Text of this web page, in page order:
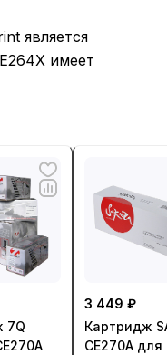
является
имеет
7Q
3 449 ₽
Картридж
CE270A для